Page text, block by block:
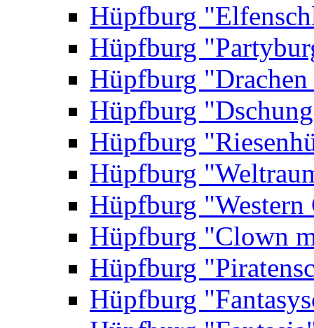
Hüpfburg
Hüpfburg
Hüpfburg
Hüpfburg
Hüpfburg
Hüpfburg
Hüpfburg
Hüpfburg "Clown
Hüpfburg
Hüpfburg